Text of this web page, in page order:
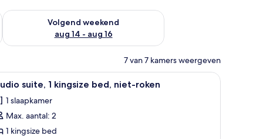
weekend aug 7 - aug 9
Volgend weekend
aug 14 - aug 16
De beschikbaarheid controleren voor volgend weekend aug
7 van 7 kamers weergeven
roken | Een kluis op de kamer, verduisterende gordijnen
Studio suite, 1 kingsize bed, niet-roken |
3 suite, 1 kingsize bed, niet-roken
1 slaapkamer
Max. aantal: 2
1 kingsize bed